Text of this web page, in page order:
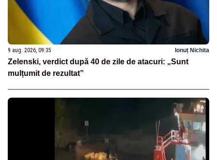
9 aug. 2026, 09:35 Ionuț Nichita
Zelenski, verdict după 40 de zile de atacuri: „Sunt
mulțumit de rezultat”